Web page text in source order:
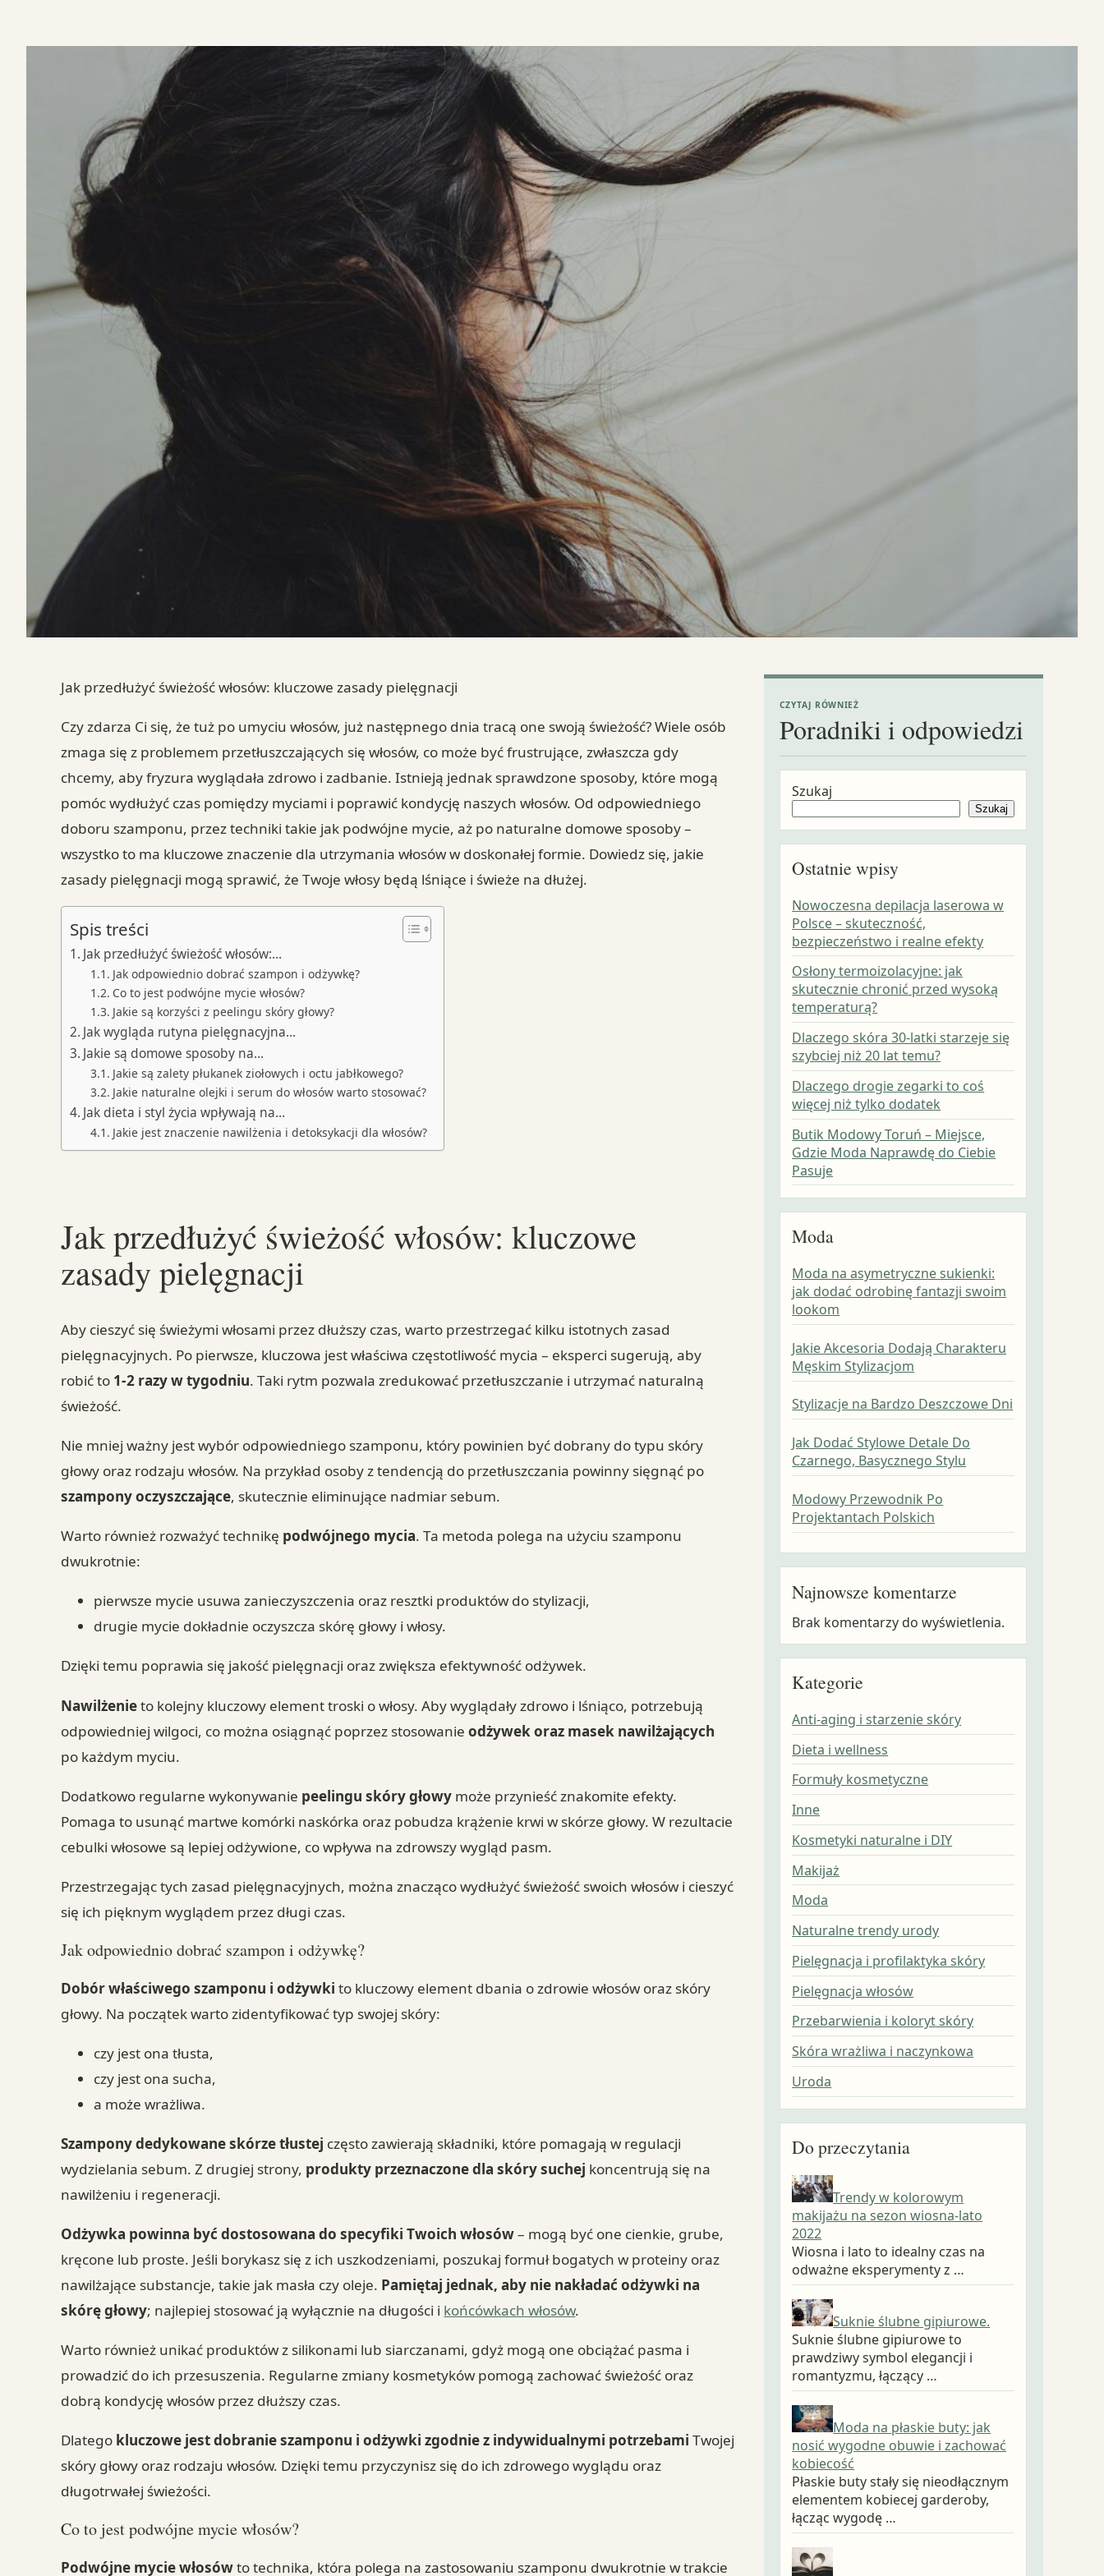
Jak przedłużyć świeżość włosów: kluczowe zasady pielęgnacji
Czy zdarza Ci się, że tuż po umyciu włosów, już następnego dnia tracą one swoją świeżość? Wiele osób
zmaga się z problemem przetłuszczających się włosów, co może być frustrujące, zwłaszcza gdy
chcemy, aby fryzura wyglądała zdrowo i zadbanie. Istnieją jednak sprawdzone sposoby, które mogą
pomóc wydłużyć czas pomiędzy myciami i poprawić kondycję naszych włosów. Od odpowiedniego
doboru szamponu, przez techniki takie jak podwójne mycie, aż po naturalne domowe sposoby –
wszystko to ma kluczowe znaczenie dla utrzymania włosów w doskonałej formie. Dowiedz się, jakie
zasady pielęgnacji mogą sprawić, że Twoje włosy będą lśniące i świeże na dłużej.
Spis treści
Jak przedłużyć świeżość włosów:…
Jak odpowiednio dobrać szampon i odżywkę?
Co to jest podwójne mycie włosów?
Jakie są korzyści z peelingu skóry głowy?
Jak wygląda rutyna pielęgnacyjna…
Jakie są domowe sposoby na…
Jakie są zalety płukanek ziołowych i octu jabłkowego?
Jakie naturalne olejki i serum do włosów warto stosować?
Jak dieta i styl życia wpływają na…
Jakie jest znaczenie nawilżenia i detoksykacji dla włosów?
Jak przedłużyć świeżość włosów: kluczowe
zasady pielęgnacji
Aby cieszyć się świeżymi włosami przez dłuższy czas, warto przestrzegać kilku istotnych zasad
pielęgnacyjnych. Po pierwsze, kluczowa jest właściwa częstotliwość mycia – eksperci sugerują, aby
robić to 1-2 razy w tygodniu. Taki rytm pozwala zredukować przetłuszczanie i utrzymać naturalną
świeżość.
Nie mniej ważny jest wybór odpowiedniego szamponu, który powinien być dobrany do typu skóry
głowy oraz rodzaju włosów. Na przykład osoby z tendencją do przetłuszczania powinny sięgnąć po
szampony oczyszczające, skutecznie eliminujące nadmiar sebum.
Warto również rozważyć technikę podwójnego mycia. Ta metoda polega na użyciu szamponu
dwukrotnie:
pierwsze mycie usuwa zanieczyszczenia oraz resztki produktów do stylizacji,
drugie mycie dokładnie oczyszcza skórę głowy i włosy.
Dzięki temu poprawia się jakość pielęgnacji oraz zwiększa efektywność odżywek.
Nawilżenieto kolejny kluczowy element troski o włosy. Aby wyglądały zdrowo i lśniąco, potrzebują
odpowiedniej wilgoci, co można osiągnąć poprzez stosowanieodżywek oraz masek nawilżających
po każdym myciu.
Dodatkowo regularne wykonywanie peelingu skóry głowy może przynieść znakomite efekty.
Pomaga to usunąć martwe komórki naskórka oraz pobudza krążenie krwi w skórze głowy. W rezultacie
cebulki włosowe są lepiej odżywione, co wpływa na zdrowszy wygląd pasm.
Przestrzegając tych zasad pielęgnacyjnych, można znacząco wydłużyć świeżość swoich włosów i cieszyć
się ich pięknym wyglądem przez długi czas.
Jak odpowiednio dobrać szampon i odżywkę?
Dobór właściwego szamponu i odżywki to kluczowy element dbania o zdrowie włosów oraz skóry
głowy. Na początek warto zidentyfikować typ swojej skóry:
czy jest ona tłusta,
czy jest ona sucha,
a może wrażliwa.
Szampony dedykowane skórze tłustej często zawierają składniki, które pomagają w regulacji
wydzielania sebum. Z drugiej strony, produkty przeznaczone dla skóry suchej koncentrują się na
nawilżeniu i regeneracji.
Odżywka powinna być dostosowana do specyfiki Twoich włosów– mogą być one cienkie, grube,
kręcone lub proste. Jeśli borykasz się z ich uszkodzeniami, poszukaj formuł bogatych w proteiny oraz
nawilżające substancje, takie jak masła czy oleje. Pamiętaj jednak, aby nie nakładać odżywki na
skórę głowy; najlepiej stosować ją wyłącznie na długości i końcówkach włosów.
Warto również unikać produktów z silikonami lub siarczanami, gdyż mogą one obciążać pasma i
prowadzić do ich przesuszenia. Regularne zmiany kosmetyków pomogą zachować świeżość oraz
dobrą kondycję włosów przez dłuższy czas.
Dlatego kluczowe jest dobranie szamponu i odżywki zgodnie z indywidualnymi potrzebami Twojej
skóry głowy oraz rodzaju włosów. Dzięki temu przyczynisz się do ich zdrowego wyglądu oraz
długotrwałej świeżości.
Co to jest podwójne mycie włosów?
Podwójne mycie włosówto technika, która polega na zastosowaniu szamponu dwukrotnie w trakcie
CZYTAJ RÓWNIEŻ
Poradniki i odpowiedzi
Szukaj
Szukaj
Ostatnie wpisy
Nowoczesna depilacja laserowa w
Polsce – skuteczność,
bezpieczeństwo i realne efekty
Osłony termoizolacyjne: jak
skutecznie chronić przed wysoką
temperaturą?
Dlaczego skóra 30-latki starzeje się
szybciej niż 20 lat temu?
Dlaczego drogie zegarki to coś
więcej niż tylko dodatek
Butik Modowy Toruń – Miejsce,
Gdzie Moda Naprawdę do Ciebie
Pasuje
Moda
Moda na asymetryczne sukienki:
jak dodać odrobinę fantazji swoim
lookom
Jakie Akcesoria Dodają Charakteru
Męskim Stylizacjom
Stylizacje na Bardzo Deszczowe Dni
Jak Dodać Stylowe Detale Do
Czarnego, Basycznego Stylu
Modowy Przewodnik Po
Projektantach Polskich
Najnowsze komentarze
Brak komentarzy do wyświetlenia.
Kategorie
Anti-aging i starzenie skóry
Dieta i wellness
Formuły kosmetyczne
Inne
Kosmetyki naturalne i DIY
Makijaż
Moda
Naturalne trendy urody
Pielęgnacja i profilaktyka skóry
Pielęgnacja włosów
Przebarwienia i koloryt skóry
Skóra wrażliwa i naczynkowa
Uroda
Do przeczytania
Trendy w kolorowym
makijażu na sezon wiosna-lato
2022
Wiosna i lato to idealny czas na
odważne eksperymenty z …
Suknie ślubne gipiurowe.
Suknie ślubne gipiurowe to
prawdziwy symbol elegancji i
romantyzmu, łączący …
Moda na płaskie buty: jak
nosić wygodne obuwie i zachować
kobiecość
Płaskie buty stały się nieodłącznym
elementem kobiecej garderoby,
łącząc wygodę …